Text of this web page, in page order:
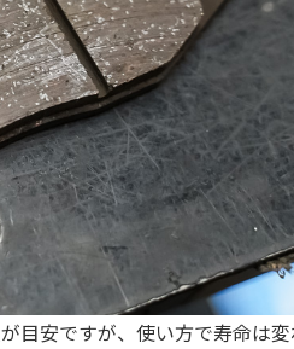
目安ですが、使い方で寿命は変